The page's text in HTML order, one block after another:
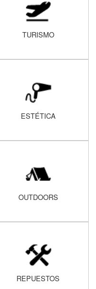
TURISMO
ESTÉTICA
OUTDOORS
REPUESTOS